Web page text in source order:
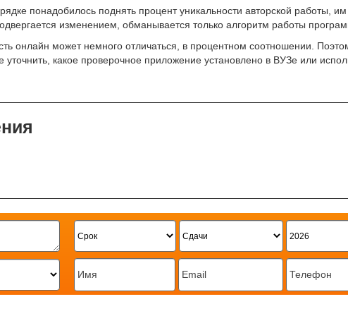
понадобилось поднять процент уникальности авторской работы,
изменением, обманывается только алгоритм работы
онлайн может немного отличаться, в процентном соотношении.
какое проверочное приложение установлено в ВУЗе или